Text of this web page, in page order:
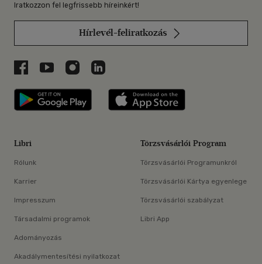
Iratkozzon fel legfrissebb híreinkért!
Hírlevél-feliratkozás
Libri a Facebookon
Libri a Youtube-on
Libri az Instagramon
Libri a LinkedInen
Libri applikáció Szerezd meg: Google
Libri
Rólunk
Karrier
Impresszum
Társadalmi programok
Adományozás
Akadálymentesítési nyilatkozat
Törzsvásárlói Program
Törzsvásárlói Programunkról
Törzsvásárlói Kártya egyenlege
Törzsvásárlói szabályzat
Libri App